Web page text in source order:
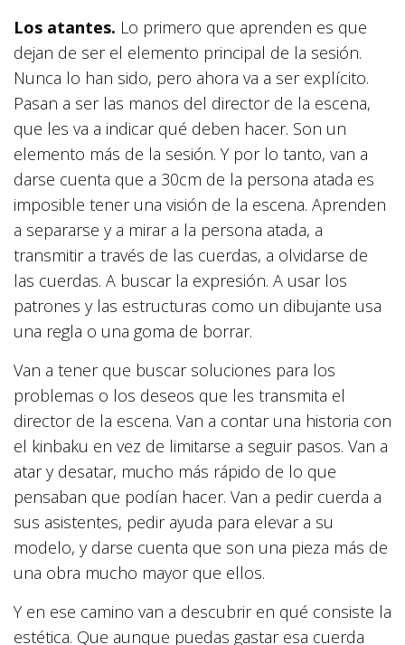
Los atantes. Lo primero que aprenden es que
dejan de ser el elemento principal de la sesión.
Nunca lo han sido, pero ahora va a ser explícito.
Pasan a ser las manos del director de la escena,
que les va a indicar qué deben hacer. Son un
elemento más de la sesión. Y por lo tanto, van a
darse cuenta que a 30cm de la persona atada es
imposible tener una visión de la escena. Aprenden
a separarse y a mirar a la persona atada, a
transmitir a través de las cuerdas, a olvidarse de
las cuerdas. A buscar la expresión. A usar los
patrones y las estructuras como un dibujante usa
una regla o una goma de borrar.
Van a tener que buscar soluciones para los
problemas o los deseos que les transmita el
director de la escena. Van a contar una historia con
el kinbaku en vez de limitarse a seguir pasos. Van a
atar y desatar, mucho más rápido de lo que
pensaban que podían hacer. Van a pedir cuerda a
sus asistentes, pedir ayuda para elevar a su
modelo, y darse cuenta que son una pieza más de
una obra mucho mayor que ellos.
Y en ese camino van a descubrir en qué consiste la
estética. Que aunque puedas gastar esa cuerda